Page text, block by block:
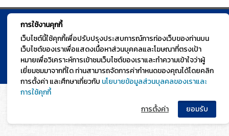
การใช้งานคุกกี้
เว็บไซต์นี้ใช้คุกกี้เพื่อปรับปรุงประสบการณ์การท่องเว็บของท่านบน
เว็บไซต์ของเราเพื่อแสดงเนื้อหาส่วนบุคคลและโฆษณาที่ตรงเป้า
หมายเพื่อวิเคราะห์การเข้าชมเว็บไซต์ของเราและทำความเข้าใจว่าผู้
เยี่ยมชมมาจากที่ใด ท่านสามารถจัดการค่ากำหนดของคุณได้โดยคลิก
การตั้งค่า และศึกษาเกี่ยวกับ นโยบายข้อมูลส่วนบุลคลของเราและ
การใช้คุกกี้
การตั้งค่า
© TGURU.online 2026 All right reserved. v1.0 Powered by Course
Square